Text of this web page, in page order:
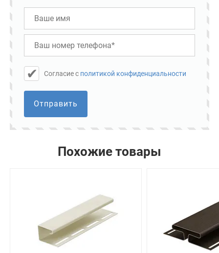
Cогласие с политикой конфиденциальности
Отправить
Похожие товары